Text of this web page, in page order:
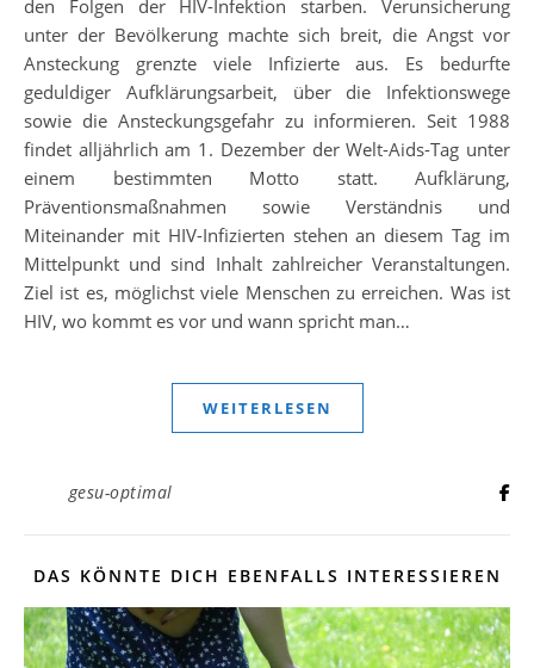
den Folgen der HIV-Infektion starben. Verunsicherung
unter der Bevölkerung machte sich breit, die Angst vor
Ansteckung grenzte viele Infizierte aus. Es bedurfte
geduldiger Aufklärungsarbeit, über die Infektionswege
sowie die Ansteckungsgefahr zu informieren. Seit 1988
findet alljährlich am 1. Dezember der Welt-Aids-Tag unter
einem bestimmten Motto statt. Aufklärung,
Präventionsmaßnahmen sowie Verständnis und
Miteinander mit HIV-Infizierten stehen an diesem Tag im
Mittelpunkt und sind Inhalt zahlreicher Veranstaltungen.
Ziel ist es, möglichst viele Menschen zu erreichen. Was ist
HIV, wo kommt es vor und wann spricht man…
WEITERLESEN
gesu-optimal
DAS KÖNNTE DICH EBENFALLS INTERESSIEREN